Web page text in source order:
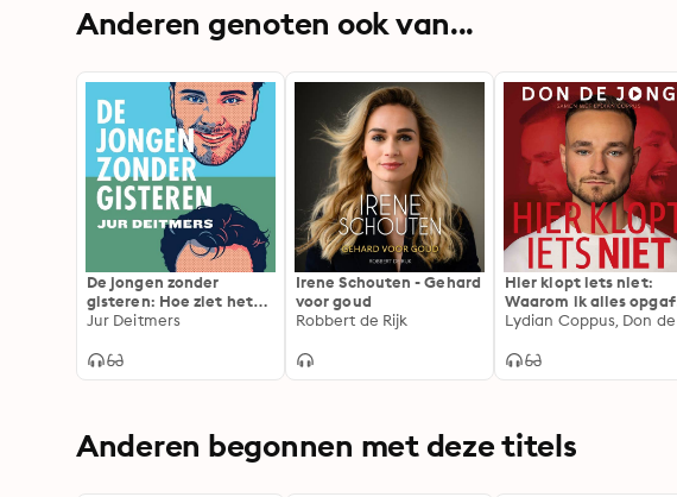
Anderen genoten ook van...
De jongen zonder
gisteren: Hoe ziet het
leven eruit met een
Jur Deitmers
Irene Schouten - Gehard
voor goud
Robbert de Rijk
Hier klopt iets niet:
Waarom ik alles opgaf
om mezelf te redden
Anderen begonnen met deze titels